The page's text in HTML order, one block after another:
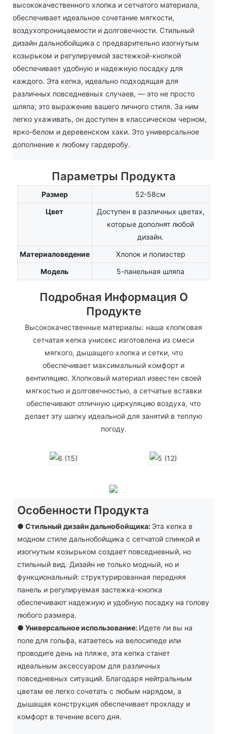
высококачественного хлопка и сетчатого материала,
обеспечивает идеальное сочетание мягкости,
воздухопроницаемости и долговечности. Стильный
дизайн дальнобойщика с предварительно изогнутым
козырьком и регулируемой застежкой-кнопкой
обеспечивает удобную и надежную посадку для
каждого. Эта кепка, идеально подходящая для
различных повседневных случаев, — это не просто
шляпа; это выражение вашего личного стиля. За ним
легко ухаживать, он доступен в классическом черном,
ярко-белом и деревенском хаки. Это универсальное
дополнение к любому гардеробу.
Параметры Продукта
Размер
52-58см
Цвет
Доступен в различных цветах,
которые дополнят любой
дизайн.
Материаловедение
Хлопок и полиэстер
Модель
5-панельная шляпа
Подробная Информация О
Продукте
Высококачественные материалы: наша хлопковая
сетчатая кепка унисекс изготовлена ​​из смеси
мягкого, дышащего хлопка и сетки, что
обеспечивает максимальный комфорт и
вентиляцию. Хлопковый материал известен своей
мягкостью и долговечностью, а сетчатые вставки
обеспечивают отличную циркуляцию воздуха, что
делает эту шапку идеальной для занятий в теплую
погоду.
Особенности Продукта
● Стильный дизайн дальнобойщика: Эта кепка в
модном стиле дальнобойщика с сетчатой ​​спинкой и
изогнутым козырьком создает повседневный, но
стильный вид. Дизайн не только модный, но и
функциональный: структурированная передняя
панель и регулируемая застежка-кнопка
обеспечивают надежную и удобную посадку на голову
любого размера.
● Универсальное использование: Идете ли вы на
поле для гольфа, катаетесь на велосипеде или
проводите день на пляже, эта кепка станет
идеальным аксессуаром для различных
повседневных ситуаций. Благодаря нейтральным
цветам ее легко сочетать с любым нарядом, а
дышащая конструкция обеспечивает прохладу и
комфорт в течение всего дня.